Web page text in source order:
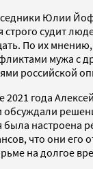
Юлии
строго судит
По их
мужа с
российской
2021 года
обсуждали
настроена
что они его
на долгое